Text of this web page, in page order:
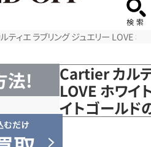
ティエ ラブリング ジュエリー LOVE
法!
Cartier カル
LOVE ホワイ
イトゴールド